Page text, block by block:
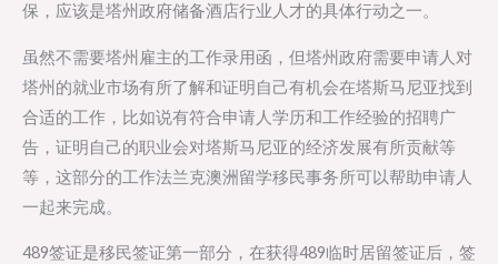
保，应该是塔州政府储备酒店行业人才的具体行动之一。
虽然不需要塔州雇主的工作录用函，但塔州政府需要申请人对
塔州的就业市场有所了解和证明自己有机会在塔斯马尼亚找到
合适的工作，比如说有符合申请人学历和工作经验的招聘广
告，证明自己的职业会对塔斯马尼亚的经济发展有所贡献等
等，这部分的工作法兰克澳洲留学移民事务所可以帮助申请人
一起来完成。
489签证是移民签证第一部分，在获得489临时居留签证后，签